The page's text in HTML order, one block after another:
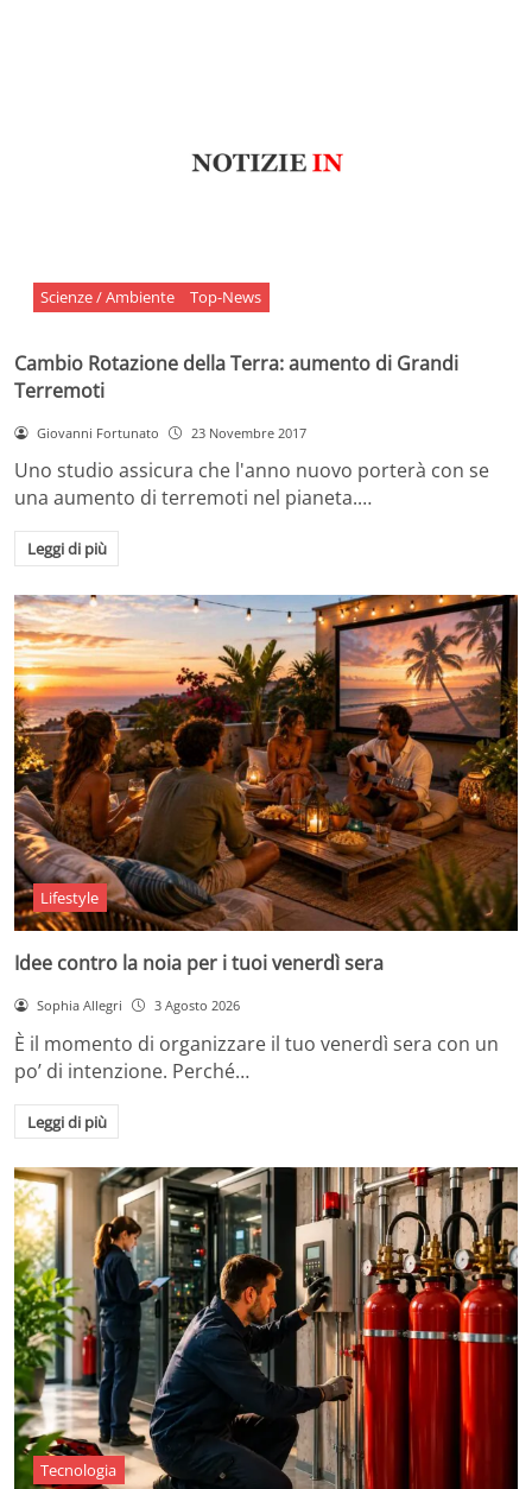
Scienze / Ambiente Top-News
Cambio Rotazione della Terra: aumento di Grandi
Terremoti
Giovanni Fortunato 23 Novembre 2017
Uno studio assicura che l'anno nuovo porterà con se
una aumento di terremoti nel pianeta.…
Leggi di più
Lifestyle
Idee contro la noia per i tuoi venerdì sera
Sophia Allegri 3 Agosto 2026
È il momento di organizzare il tuo venerdì sera con un
po’ di intenzione. Perché…
Leggi di più
Tecnologia